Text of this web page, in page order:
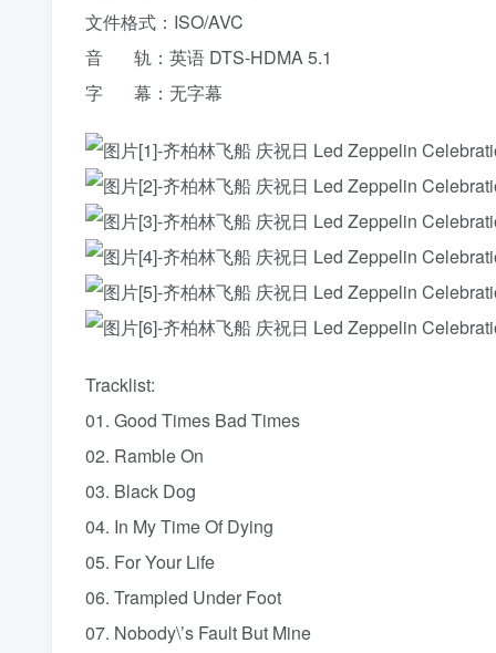
文件格式：ISO/AVC
音 轨：英语 DTS-HDMA 5.1
字 幕：无字幕
Tracklist:
01. Good Times Bad Times
02. Ramble On
03. Black Dog
04. In My Time Of Dying
05. For Your Life
06. Trampled Under Foot
07. Nobody\’s Fault But Mine